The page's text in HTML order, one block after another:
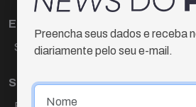
Editora Chefe
Sueli Cotta
Sub-editora
Preencha seus dados e receba
diariamente pelo seu e-mail.